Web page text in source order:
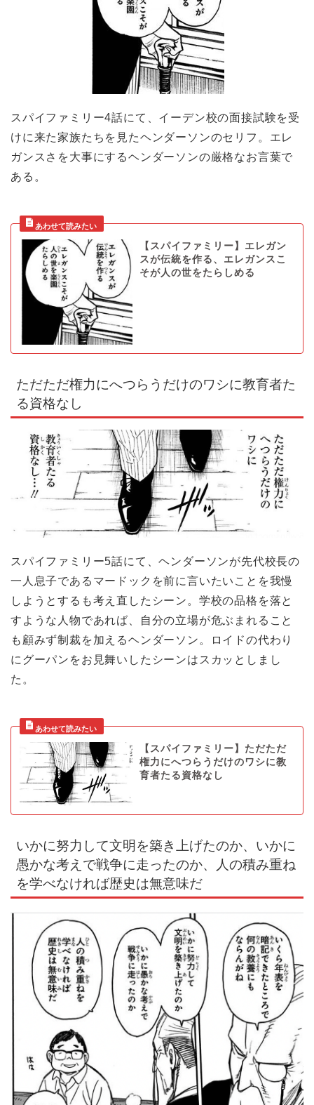
スパイファミリー4話にて、イーデン校の面接試験を受
けに来た家族たちを見たヘンダーソンのセリフ。エレ
ガンスさを大事にするヘンダーソンの厳格なお言葉で
ある。
【スパイファミリー】エレガン
スが伝統を作る、エレガンスこ
そが人の世をたらしめる
ただただ権力にへつらうだけのワシに教育者た
る資格なし
スパイファミリー5話にて、ヘンダーソンが先代校長の
一人息子であるマードックを前に言いたいことを我慢
しようとするも考え直したシーン。学校の品格を落と
すような人物であれば、自分の立場が危ぶまれること
も顧みず制裁を加えるヘンダーソン。ロイドの代わり
にグーパンをお見舞いしたシーンはスカッとしまし
た。
【スパイファミリー】ただただ
権力にへつらうだけのワシに教
育者たる資格なし
いかに努力して文明を築き上げたのか、いかに
愚かな考えで戦争に走ったのか、人の積み重ね
を学べなければ歴史は無意味だ